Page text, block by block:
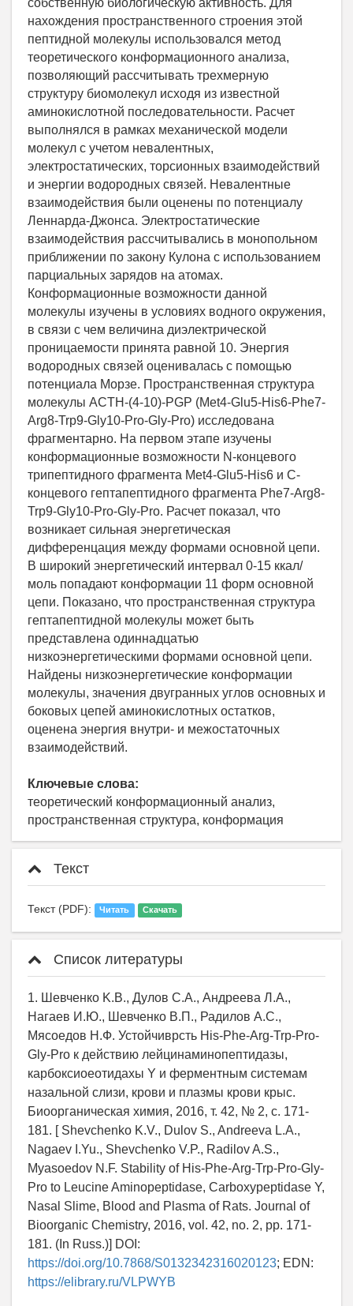
собственную биологическую активность. Для
нахождения пространственного строения этой
пептидной молекулы использовался метод
теоретического конформационного анализа,
позволяющий рассчитывать трехмерную
структуру биомолекул исходя из известной
аминокислотной последовательности. Расчет
выполнялся в рамках механической модели
молекул с учетом невалентных,
электростатических, торсионных взаимодействий
и энергии водородных связей. Невалентные
взаимодействия были оценены по потенциалу
Леннарда-Джонса. Электростатические
взаимодействия рассчитывались в монопольном
приближении по закону Кулона с использованием
парциальных зарядов на атомах.
Конформационные возможности данной
молекулы изучены в условиях водного окружения,
в связи с чем величина диэлектрической
проницаемости принята равной 10. Энергия
водородных связей оценивалась с помощью
потенциала Морзе. Пространственная структура
молекулы ACTH-(4-10)-PGP (Met4-Glu5-His6-Phe7-
Arg8-Trp9-Gly10-Pro-Gly-Pro) исследована
фрагментарно. На первом этапе изучены
конформационные возможности N-концевого
трипептидного фрагмента Met4-Glu5-His6 и С-
концевого гептапептидного фрагмента Phe7-Arg8-
Trp9-Gly10-Pro-Gly-Pro. Расчет показал, что
возникает сильная энергетическая
дифференцация между формами основной цепи.
В широкий энергетический интервал 0-15 ккал/
моль попадают конформации 11 форм основной
цепи. Показано, что пространственная структура
гептапептидной молекулы может быть
представлена одиннадцатью
низкоэнергетическими формами основной цепи.
Найдены низкоэнергетические конформации
молекулы, значения двугранных углов основных и
боковых цепей аминокислотных остатков,
оценена энергия внутри- и межостаточных
взаимодействий.
Ключевые слова:
теоретический конформационный анализ,
пространственная структура, конформация
Текст
Текст (PDF): Читать Скачать
Список литературы
1. Шевченко K.В., Дулов С.А., Андреева Л.А.,
Нагаев И.Ю., Шевченко В.П., Радилов А.С.,
Мясоедов Н.Ф. Устойчиврсть His-Phe-Arg-Trp-Pro-
Gly-Pro к действию лейцинаминопептидазы,
карбоксиоеотидахы Y и ферментным системам
назальной слизи, крови и плазмы крови крыс.
Биоорганическая химия, 2016, т. 42, № 2, с. 171-
181. [ Shevchenko K.V., Dulov S., Andreeva L.A.,
Nagaev I.Yu., Shevchenko V.P., Radilov A.S.,
Myasoedov N.F. Stability of His-Phe-Arg-Trp-Pro-Gly-
Pro to Leucine Aminopeptidase, Carboxypeptidase Y,
Nasal Slime, Blood and Plasma of Rats. Journal of
Bioorganic Chemistry, 2016, vol. 42, no. 2, pp. 171-
181. (In Russ.)] DOI:
https://doi.org/10.7868/S0132342316020123; EDN:
https://elibrary.ru/VLPWYB